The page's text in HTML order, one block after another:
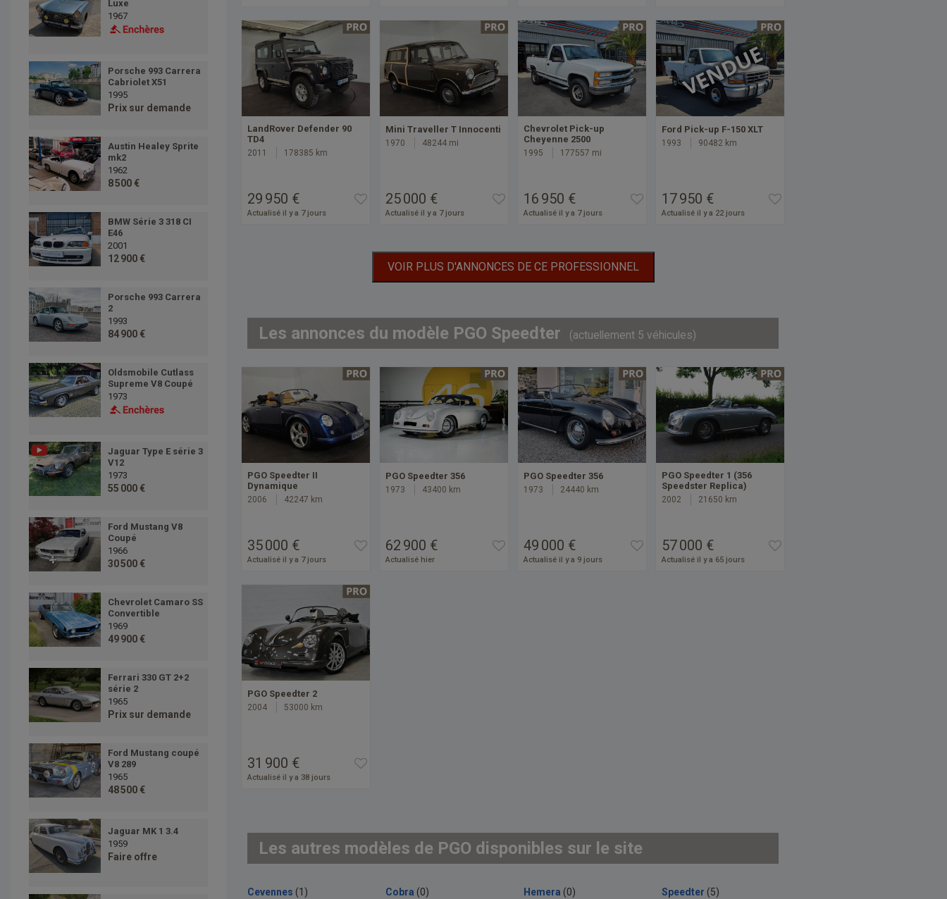
Luxe
1967
Porsche 993 Carrera
Cabriolet X51
1995
Prix sur demande
Austin Healey Sprite
mk2
1962
8 500 €
BMW Série 3 318 CI
E46
2001
12 900 €
Porsche 993 Carrera
2
1993
84 900 €
Oldsmobile Cutlass
Supreme V8 Coupé
1973
Jaguar Type E série 3
V12
1973
55 000 €
Ford Mustang V8
Coupé
1966
30 500 €
Chevrolet Camaro SS
Convertible
1969
49 900 €
Ferrari 330 GT 2+2
série 2
1965
Prix sur demande
Ford Mustang coupé
V8 289
1965
48 500 €
Jaguar MK 1 3.4
1959
Faire offre
LandRover Defender 90
TD4
2011 178385 km
29 950 €
Actualisé il y a 7 jours
Mini Traveller T Innocenti
1970 48244 mi
25 000 €
Actualisé il y a 7 jours
Chevrolet Pick-up
Cheyenne 2500
1995 177557 mi
16 950 €
Actualisé il y a 7 jours
Ford Pick-up F-150 XLT
1993 90482 km
17 950 €
Actualisé il y a 22 jours
VOIR PLUS D'ANNONCES DE CE PROFESSIONNEL
Les annonces du modèle PGO Speedter (actuellement 5 véhicules)
PGO Speedter II
Dynamique
2006 42247 km
35 000 €
Actualisé il y a 7 jours
PGO Speedter 356
1973 43400 km
62 900 €
Actualisé hier
PGO Speedter 356
1973 24440 km
49 000 €
Actualisé il y a 9 jours
PGO Speedter 1 (356
Speedster Replica)
2002 21650 km
57 000 €
Actualisé il y a 65 jours
PGO Speedter 2
2004 53000 km
31 900 €
Actualisé il y a 38 jours
Les autres modèles de PGO disponibles sur le site
Cevennes (1) Cobra (0) Hemera (0) Speedter (5)